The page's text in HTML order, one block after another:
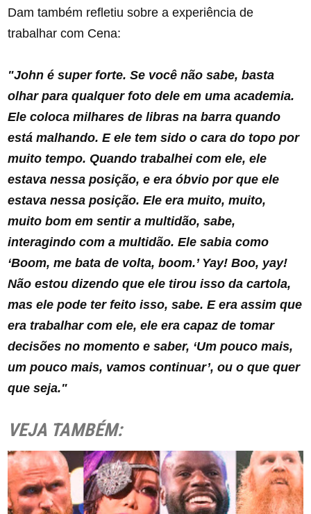
Dam também refletiu sobre a experiência de
trabalhar com Cena:
"John é super forte. Se você não sabe, basta
olhar para qualquer foto dele em uma academia.
Ele coloca milhares de libras na barra quando
está malhando. E ele tem sido o cara do topo por
muito tempo. Quando trabalhei com ele, ele
estava nessa posição, e era óbvio por que ele
estava nessa posição. Ele era muito, muito,
muito bom em sentir a multidão, sabe,
interagindo com a multidão. Ele sabia como
‘Boom, me bata de volta, boom.’ Yay! Boo, yay!
Não estou dizendo que ele tirou isso da cartola,
mas ele pode ter feito isso, sabe. E era assim que
era trabalhar com ele, ele era capaz de tomar
decisões no momento e saber, ‘Um pouco mais,
um pouco mais, vamos continuar’, ou o que quer
que seja."
VEJA TAMBÉM: